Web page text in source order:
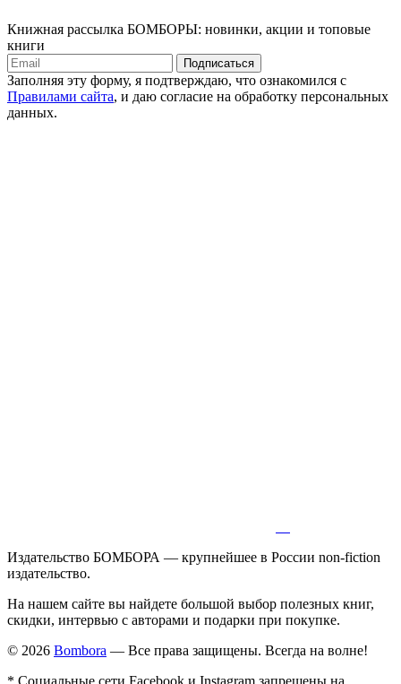
Книжная рассылка БОМБОРЫ: новинки, акции и топовые
книги
Подписаться
Заполняя эту форму, я подтверждаю, что ознакомился с
Правилами сайта, и даю согласие на обработку персональных
данных.
Издательство БОМБОРА — крупнейшее в России non-fiction
издательство.
На нашем сайте вы найдете большой выбор полезных книг,
скидки, интервью с авторами и подарки при покупке.
© 2026 Bombora — Все права защищены. Всегда на волне!
* Социальные сети Facebook и Instagram запрещены на